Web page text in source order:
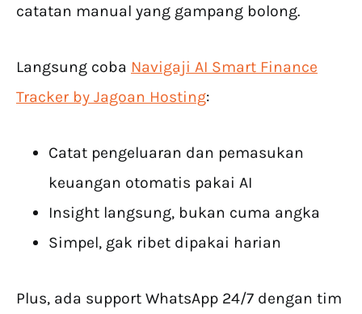
catatan manual yang gampang bolong.
Langsung coba Navigaji AI Smart Finance
Tracker by Jagoan Hosting:
Catat pengeluaran dan pemasukan
keuangan otomatis pakai AI
Insight langsung, bukan cuma angka
Simpel, gak ribet dipakai harian
Plus, ada support WhatsApp 24/7 dengan tim